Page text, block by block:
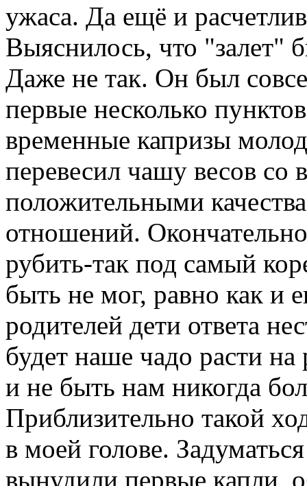
ужаса. Да ещё и
Выяснилось, что "залет"
Даже не так. Он был
первые несколько
временные капризы
перевесил чашу весов со
положительными
отношений.
рубить-так под самый
быть не мог, равно как и
родителей дети ответа
будет наше чадо расти на
и не быть нам никогда
Приблизительно такой
в моей голове.
вынудили первые капли,